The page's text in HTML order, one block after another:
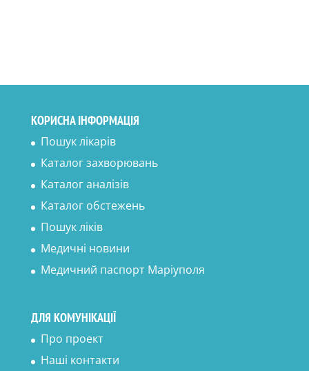
КОРИСНА ІНФОРМАЦІЯ
Пошук лікарів
Каталог захворювань
Каталог аналізів
Каталог обстежень
Пошук ліків
Медичні новини
Медичний паспорт Маріуполя
ДЛЯ КОМУНІКАЦІЇ
Про проект
Наші контакти